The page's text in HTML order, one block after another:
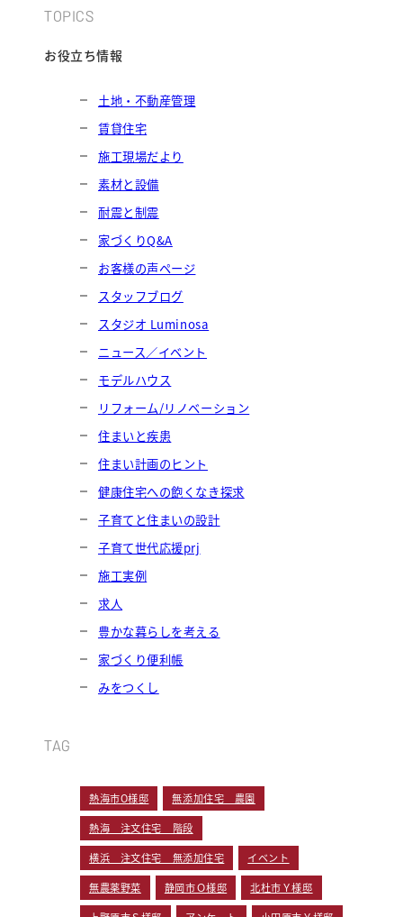
TOPICS
お役立ち情報
土地・不動産管理
賃貸住宅
施工現場だより
素材と設備
耐震と制震
家づくりQ&A
お客様の声ページ
スタッフブログ
スタジオ Luminosa
ニュース／イベント
モデルハウス
リフォーム/リノベーション
住まいと疾患
住まい計画のヒント
健康住宅への飽くなき探求
子育てと住まいの設計
子育て世代応援prj
施工実例
求人
豊かな暮らしを考える
家づくり便利帳
みをつくし
TAG
熱海市O様邸 無添加住宅 農園
熱海 注文住宅 階段
横浜 注文住宅 無添加住宅 イベント
無農薬野菜 静岡市Ｏ様邸 北杜市Ｙ様邸